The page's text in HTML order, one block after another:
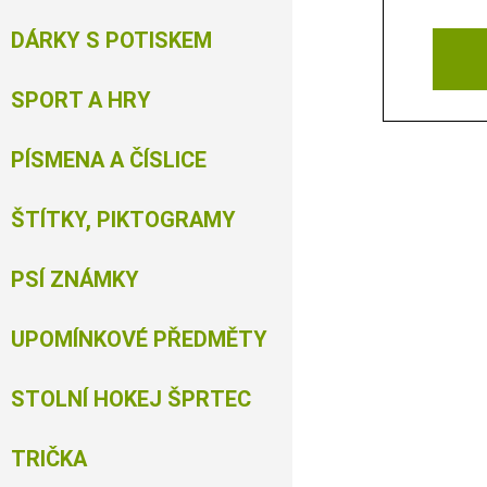
DÁRKY S POTISKEM
SPORT A HRY
PÍSMENA A ČÍSLICE
ŠTÍTKY, PIKTOGRAMY
PSÍ ZNÁMKY
UPOMÍNKOVÉ PŘEDMĚTY
STOLNÍ HOKEJ ŠPRTEC
TRIČKA